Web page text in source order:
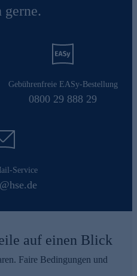
gerne.
Gebührenfreie EASy-Bestellung
0800 29 888 29
Service
auf einen Blick
Faire Bedingungen und